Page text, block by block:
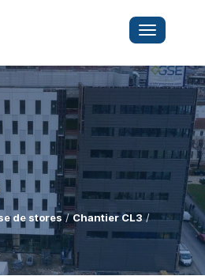
LA SOCIÉTÉ
ARAIGNÉE
Toggle
de stores/Chantier CL3/